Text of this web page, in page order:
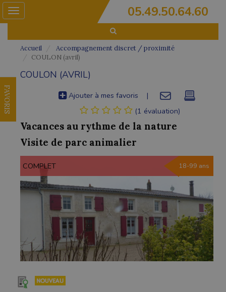
05.49.50.64.60
Toggle
FAVORIS
Accueil
Accompagnement discret / proximité
COULON (avril)
COULON (AVRIL)
Ajouter à mes favoris |
(1 évaluation)
Vacances au rythme de la nature
Visite de parc animalier
COMPLET 18-99 ans